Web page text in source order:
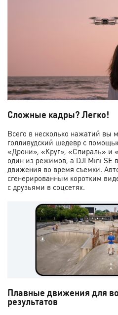
Сложные кадры? Легко!
Всего в несколько нажатий вы
голливудский шедевр с
«Дрони», «Круг», «Спираль» и
один из режимов, а DJI Mini SE
движения во время съемки.
сгенерированным коротким
с друзьями в соцсетях.
Плавные движения для
результатов